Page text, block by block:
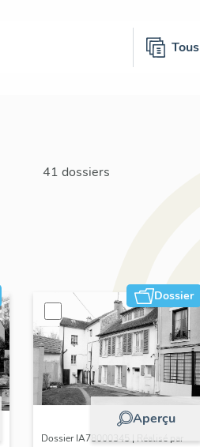
Tous
41 dossiers
Dossier
Aperçu
Dossier IA78000345 | Réalisé par